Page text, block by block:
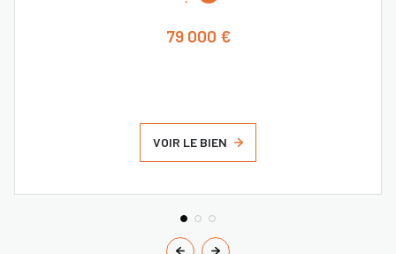
79 000 €
VOIR LE BIEN